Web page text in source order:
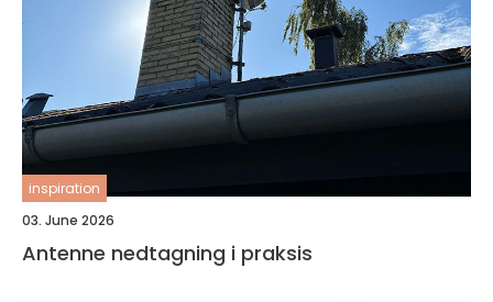
inspiration
03. June 2026
Antenne nedtagning i praksis